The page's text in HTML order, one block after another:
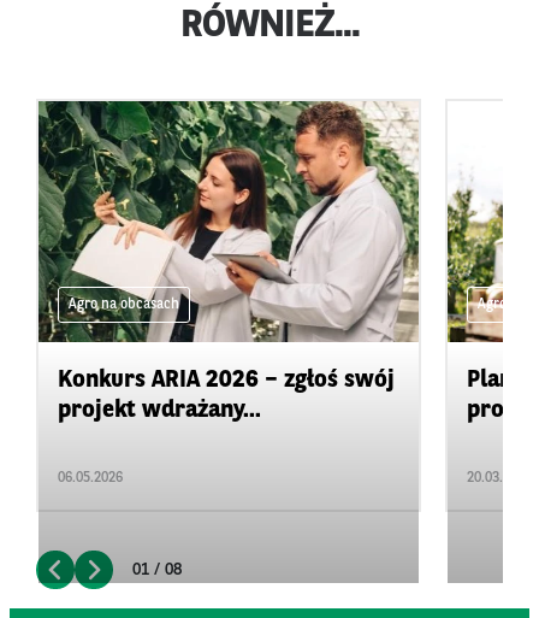
RÓWNIEŻ...
Agro na obcasach
Konkurs ARIA 2026 – zgłoś swój
projekt wdrażany...
06.05.2026
Agro na
Plan
20.03.2026
01 / 08